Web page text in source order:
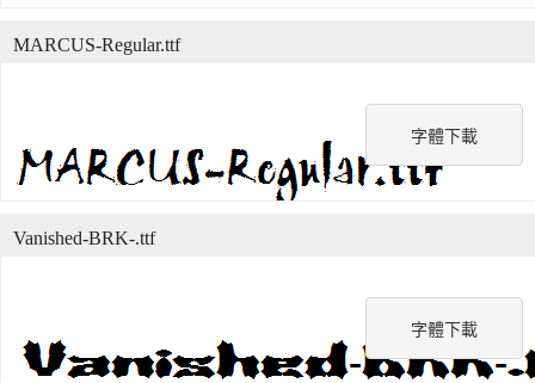
字體下載
MARCUS-Regular.ttf
字體下載
Vanished-BRK-.ttf